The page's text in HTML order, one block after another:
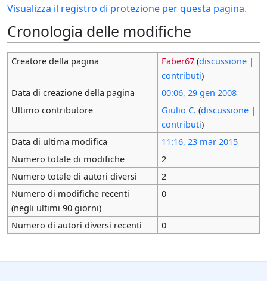
Visualizza il registro di protezione per questa pagina.
Cronologia delle modifiche
Creatore della pagina Faber67 (discussione|
contributi)
Data di creazione della pagina
00:06, 29 gen 2008
Ultimo contributore
Giulio C. (discussione|
contributi)
Data di ultima modifica
11:16, 23 mar 2015
Numero totale di modifiche
2
Numero totale di autori diversi
2
Numero di modifiche recenti
(negli ultimi 90 giorni)
0
Numero di autori diversi recenti 0